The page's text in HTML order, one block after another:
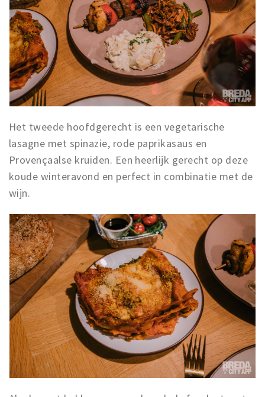
Het tweede hoofdgerecht is een vegetarische
lasagne met spinazie, rode paprikasaus en
Provençaalse kruiden. Een heerlijk gerecht op deze
koude winteravond en perfect in combinatie met de
wijn.